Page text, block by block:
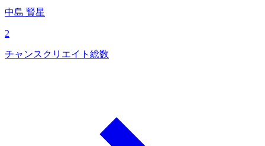
中島 賢星
2
チャンスクリエイト総数